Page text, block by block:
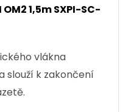
1,5m SXPI-SC-
vlákna
slouží k zakončení